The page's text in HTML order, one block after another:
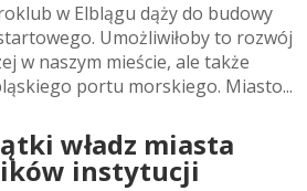
w Elblągu dąży do budowy
Umożliwiłoby to rozwój
w naszym mieście, ale także
portu morskiego. Miasto...
władz miasta
instytucji